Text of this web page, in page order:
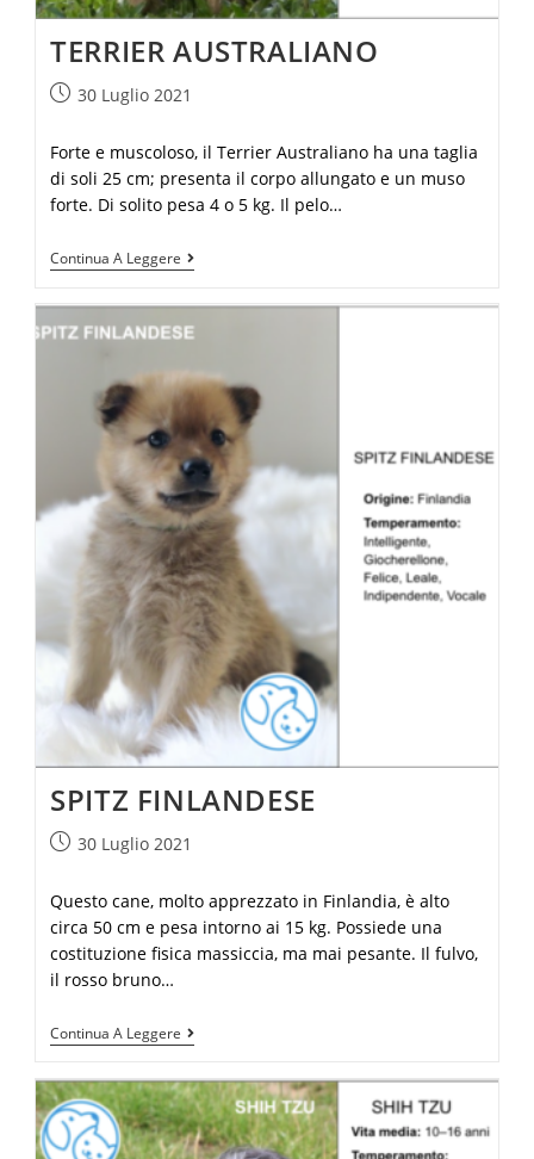
TERRIER AUSTRALIANO
30 Luglio 2021
Forte e muscoloso, il Terrier Australiano ha una taglia
di soli 25 cm; presenta il corpo allungato e un muso
forte. Di solito pesa 4 o 5 kg. Il pelo…
Continua A Leggere
SPITZ FINLANDESE
30 Luglio 2021
Questo cane, molto apprezzato in Finlandia, è alto
circa 50 cm e pesa intorno ai 15 kg. Possiede una
costituzione fisica massiccia, ma mai pesante. Il fulvo,
il rosso bruno…
Continua A Leggere